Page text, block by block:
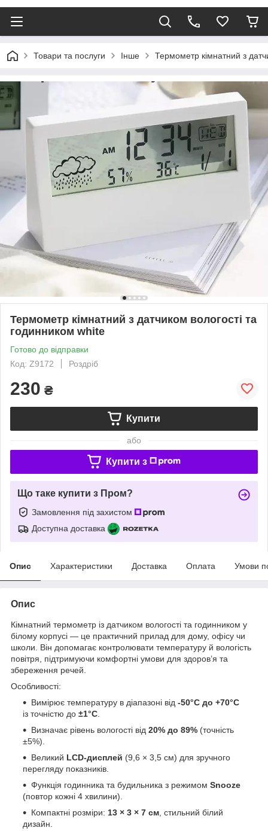
Товари та послуги Інше Термометр кімнатний з
Термометр кімнатний з датчиком вологості та
годинником white
Готово до відправки
Код: Z9172
Роздріб
230 ₴
Купити
або
Купити з
Що таке купити з Пром?
Замовлення під захистом
Доступна доставка
Опис Характеристики Доставка Оплата Умови
Опис
Кімнатний термометр із датчиком вологості та годинником у
білому корпусі — це практичний прилад для дому, офісу чи
школи. Він допомагає контролювати температуру й вологість
повітря, підтримуючи комфортні умови для здоров’я та
збереження речей.
Особливості:
Вимірює температуру в діапазоні від -50°C до +70°C
із точністю до ±1°C
Визначає рівень вологості від 20% до 89% (точність
±5%).
Великий LCD-дисплей (9,6 × 3,5 см) для зручного
перегляду показників.
Функція годинника та будильника з режимом Snooze
(повтор кожні 4 хвилини).
Компактні розміри: 13 × 3 × 7 см , стильний білий
дизайн.